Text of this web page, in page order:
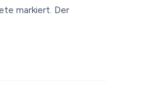
markiert. Der